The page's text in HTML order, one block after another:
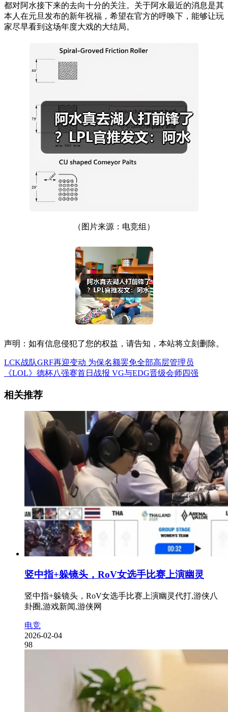
都对阿水接下来的去向十分的关注。关于阿水最近的消息是其
本人在元旦发布的新年祝福，希望在官方的呼唤下，能够让玩
家尽早看到这场年度大戏的大结局。
（图片来源：电竞组）
声明：如有信息侵犯了您的权益，请告知，本站将立刻删除。
LCK战队GRF再迎变动 为保名额罢免全部高层管理员
《LOL》德杯八强赛首日战报 VG与EDG晋级会师四强
相关推荐
竖中指+躲镜头，RoV女选手比赛上演幽灵
竖中指+躲镜头，RoV女选手比赛上演幽灵代打,游侠八
卦圈,游戏新闻,游侠网
电竞
2026-02-04
98